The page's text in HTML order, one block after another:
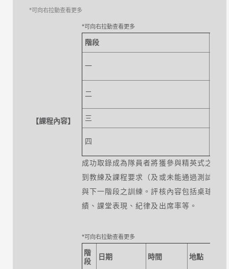
【課程內容】
階段
一
二
三
四
成功取錄成為隊員者將獲參與精英式之系
到教練及課程要求（及或未能通過測試）
與下一階段之訓練。評核內容包括桌球潛
績、課堂表現、紀律及出席率等。
階
段
日期 時間 地點